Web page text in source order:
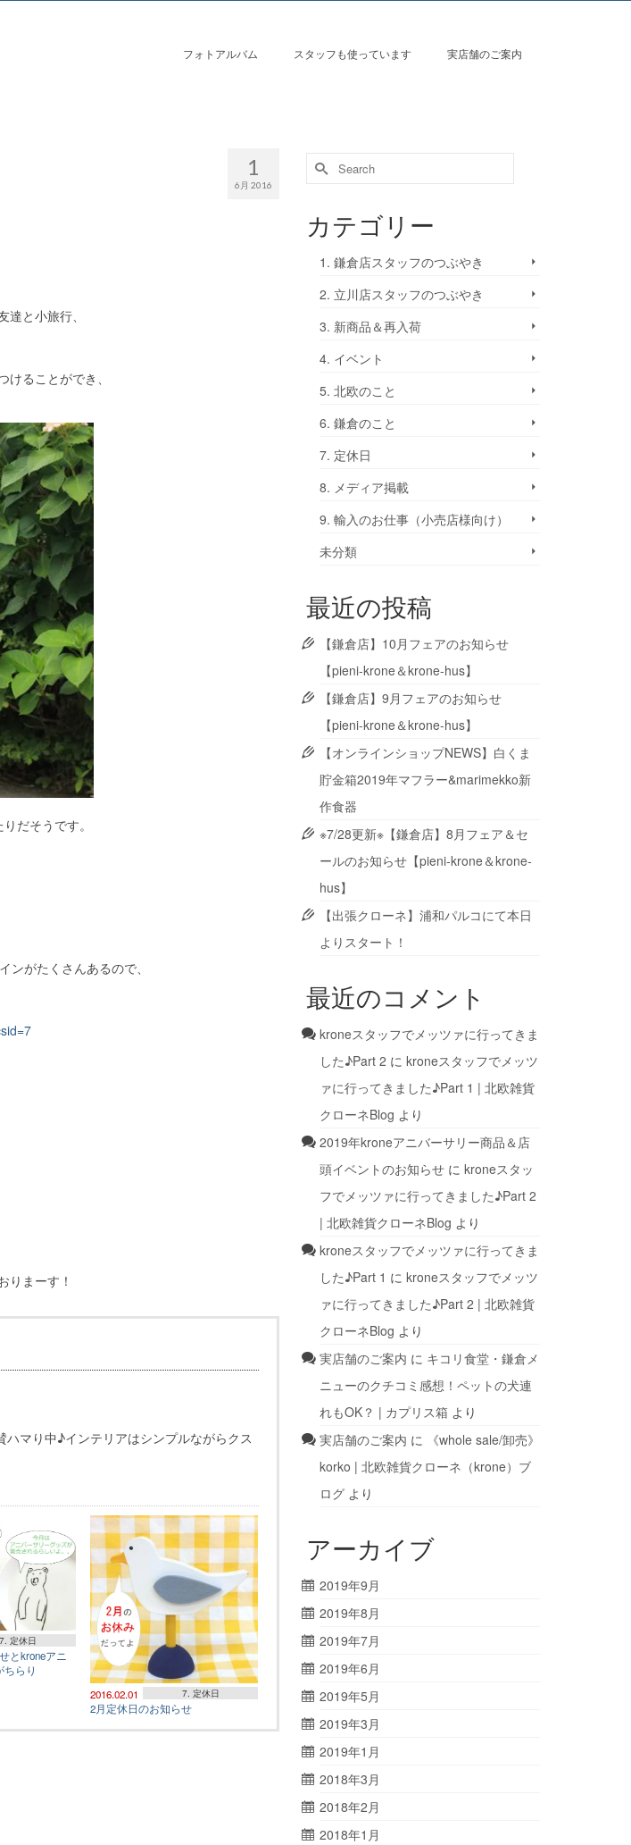
フォトアルバム スタッフも使っています 実店舗のご案内
1
6月 2016
と小旅行、
ることができ、
だそうです。
がたくさんあるので、
りまーす！
マり中♪インテリアはシンプルながらクス
7. 定休日
とkroneアニ
らり
2016.02.01
7. 定休日
2月定休日のお知らせ
カテゴリー
1. 鎌倉店スタッフのつぶやき
2. 立川店スタッフのつぶやき
3. 新商品＆再入荷
4. イベント
5. 北欧のこと
6. 鎌倉のこと
7. 定休日
8. メディア掲載
9. 輸入のお仕事（小売店様向け）
未分類
最近の投稿
【鎌倉店】10月フェアのお知らせ
【pieni-krone＆krone-hus】
【鎌倉店】9月フェアのお知らせ
【pieni-krone＆krone-hus】
【オンラインショップNEWS】白くま
貯金箱2019年マフラー&marimekko新
作食器
※7/28更新※【鎌倉店】8月フェア＆セ
ールのお知らせ【pieni-krone＆krone-
hus】
【出張クローネ】浦和パルコにて本日
よりスタート！
最近のコメント
kroneスタッフでメッツァに行ってきま
した♪Part 2 に kroneスタッフでメッツ
ァに行ってきました♪Part 1 | 北欧雑貨
クローネBlog より
2019年kroneアニバーサリー商品＆店
頭イベントのお知らせに kroneスタッ
フでメッツァに行ってきました♪Part 2
| 北欧雑貨クローネBlog より
kroneスタッフでメッツァに行ってきま
した♪Part 1 に kroneスタッフでメッツ
ァに行ってきました♪Part 2 | 北欧雑貨
クローネBlog より
実店舗のご案内 に キコリ食堂・鎌倉メ
ニューのクチコミ感想！ペットの犬連
れもOK？ | カプリス箱 より
実店舗のご案内 に
《whole sale/卸売》
korko | 北欧雑貨クローネ（krone）ブ
ログより
アーカイブ
2019年9月
2019年8月
2019年7月
2019年6月
2019年5月
2019年3月
2019年1月
2018年3月
2018年2月
2018年1月